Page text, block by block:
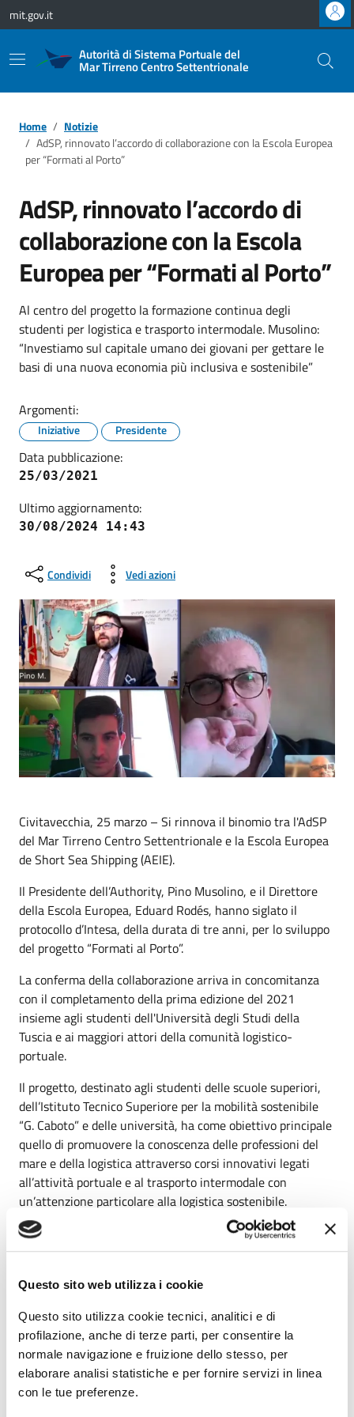
Questo sito web utilizza i cookie
Questo sito utilizza cookie tecnici, analitici e di
profilazione, anche di terze parti, per consentire la
normale navigazione e fruizione dello stesso, per
elaborare analisi statistiche e per fornire servizi in linea
con le tue preferenze.
Vai ai contenuti
Vai al footer
mit.gov.it
Autorità di Sistema Portuale del
Mar Tirreno Centro Settentrionale
Home
Notizie
AdSP, rinnovato l’accordo di collaborazione con la Escola Europea
per “Formati al Porto”
AdSP, rinnovato l’accordo di
collaborazione con la Escola
Europea per “Formati al Porto”
Al centro del progetto la formazione continua degli
studenti per logistica e trasporto intermodale. Musolino:
“Investiamo sul capitale umano dei giovani per gettare le
basi di una nuova economia più inclusiva e sostenibile”
Argomenti:
Iniziative Presidente
Data pubblicazione:
25/03/2021
Ultimo aggiornamento:
30/08/2024 14:43
Condividi Vedi azioni
Civitavecchia, 25 marzo – Si rinnova il binomio tra l'AdSP
del Mar Tirreno Centro Settentrionale e la Escola Europea
de Short Sea Shipping (AEIE).
Il Presidente dell’Authority, Pino Musolino, e il Direttore
della Escola Europea, Eduard Rodés, hanno siglato il
protocollo d’Intesa, della durata di tre anni, per lo sviluppo
del progetto “Formati al Porto”.
La conferma della collaborazione arriva in concomitanza
con il completamento della prima edizione del 2021
insieme agli studenti dell'Università degli Studi della
Tuscia e ai maggiori attori della comunità logistico-
portuale.
Il progetto, destinato agli studenti delle scuole superiori,
dell’Istituto Tecnico Superiore per la mobilità sostenibile
“G. Caboto” e delle università, ha come obiettivo principale
quello di promuovere la conoscenza delle professioni del
mare e della logistica attraverso corsi innovativi legati
all’attività portuale e al trasporto intermodale con
un’attenzione particolare alla logistica sostenibile.
“L’AdSP, insieme alla Escola Europea e agli altri partner del
progetto – sottolinea Musolino - è consapevole della
mettendo al centro il cosiddetto capitale umano, sia più
inclusiva, digitale e sostenibile. Oggi più che mai dobbiamo
puntare su formazione e competenze specifiche per
affrontare i cambiamenti e le sfide che ci attendono in un
mondo in continua trasformazione, quale è quello dello
shipping e della logistica. Il rinnovo odierno dell’accordo
con la Escola Europea è la dimostrazione tangibile, e non la